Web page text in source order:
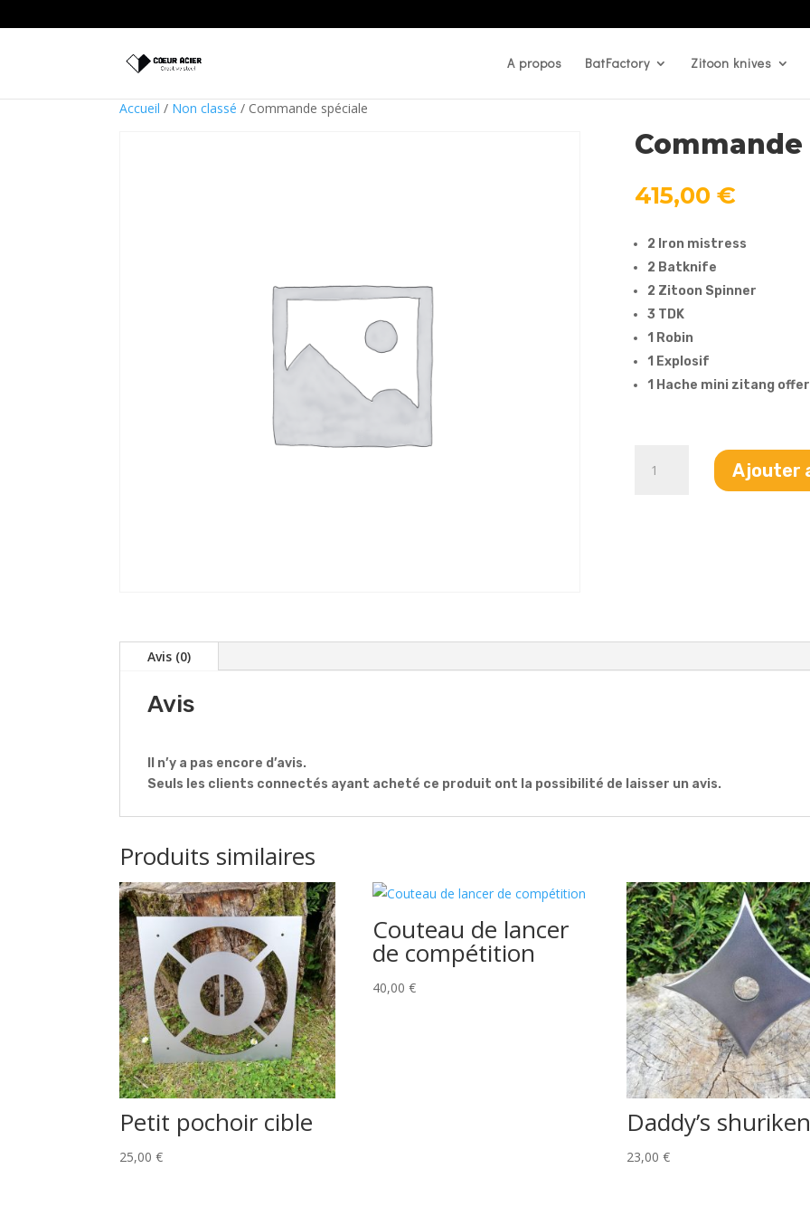
A propos BatFactory Zitoon knives
Accueil / Non classé / Commande spéciale
415,00 €
2 Iron mistress
2 Batknife
2 Zitoon Spinner
3 TDK
1 Robin
1 Explosif
1 Hache mini zitang
Ajouter
Avis (0)
Avis
Il n’y a pas encore d’avis.
Seuls les clients connectés ayant acheté ce produit ont la possibilité de laisser un avis.
Produits similaires
Petit pochoir cible
25,00 €
Couteau de lancer
de compétition
40,00€
Daddy’s shuriken
23,00 €